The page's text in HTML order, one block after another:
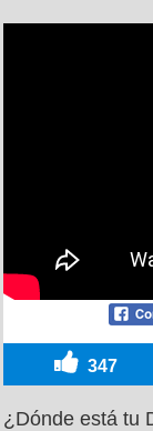
347
¿Dónde está tu